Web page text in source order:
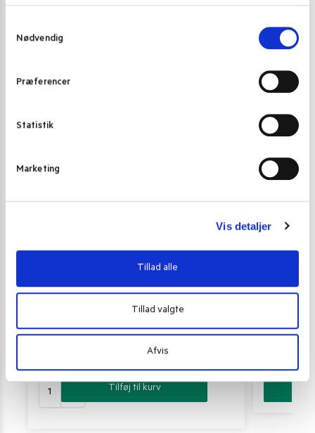
Nødvendig
Præferencer
Statistik
Marketing
Vis detaljer
Tillad alle
Tillad valgte
Afvis
Wang Original Hot Topokki 406 g.
85,00kr.
Tilføj til kurv
NYHED
Nongshim
59,00